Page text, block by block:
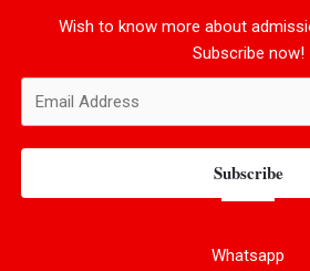
Wish to know more about
Subscribe now!
Subscribe
Whatsapp